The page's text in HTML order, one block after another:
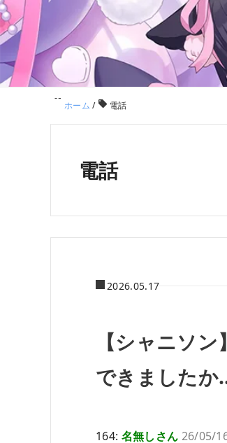
ホーム / 電話
電話
2026.05.17
【シャニソ
できました
164: 名無しさん 26/05/